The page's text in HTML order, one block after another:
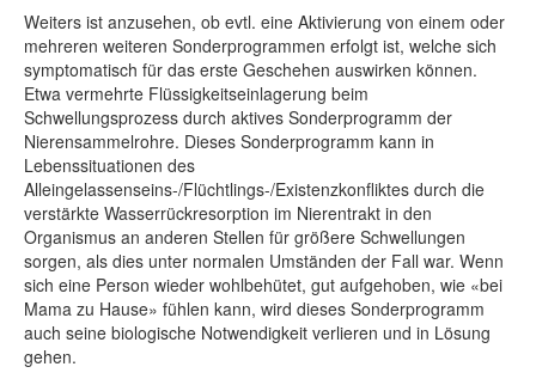
Weiters ist anzusehen, ob evtl. eine Aktivierung von einem oder
mehreren weiteren Sonderprogrammen erfolgt ist, welche sich
symptomatisch für das erste Geschehen auswirken können.
Etwa vermehrte Flüssigkeitseinlagerung beim
Schwellungsprozess durch aktives Sonderprogramm der
Nierensammelrohre. Dieses Sonderprogramm kann in
Lebenssituationen des
Alleingelassenseins-/Flüchtlings-/Existenzkonfliktes durch die
verstärkte Wasserrückresorption im Nierentrakt in den
Organismus an anderen Stellen für größere Schwellungen
sorgen, als dies unter normalen Umständen der Fall war. Wenn
sich eine Person wieder wohlbehütet, gut aufgehoben, wie «bei
Mama zu Hause» fühlen kann, wird dieses Sonderprogramm
auch seine biologische Notwendigkeit verlieren und in Lösung
gehen.